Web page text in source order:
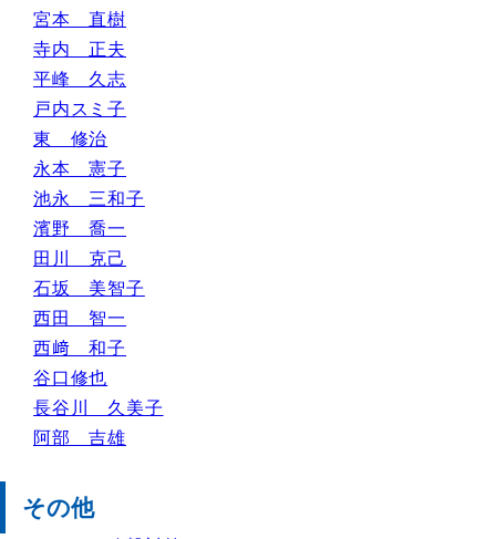
宮本 直樹
寺内 正夫
平峰 久志
戸内スミ子
東 修治
永本 憲子
池永 三和子
濱野 喬一
田川 克己
石坂 美智子
西田 智一
西﨑 和子
谷口修也
長谷川 久美子
阿部 吉雄
その他